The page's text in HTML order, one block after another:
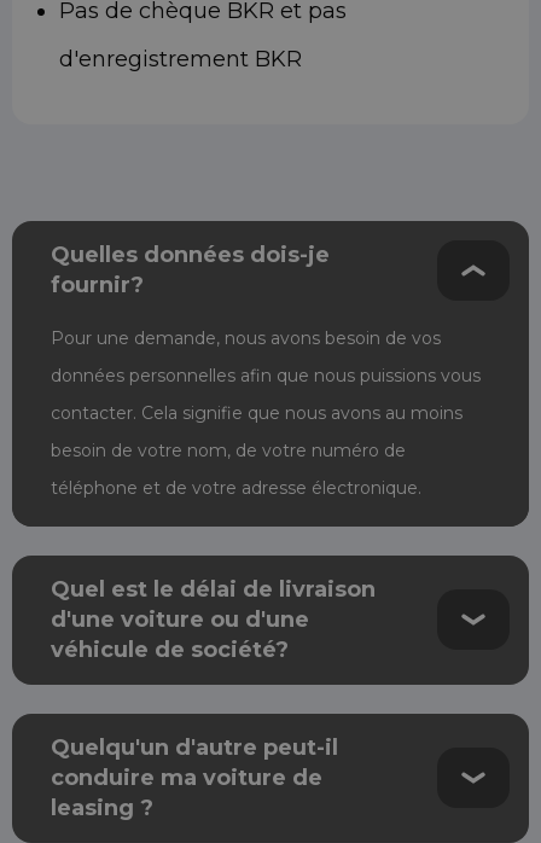
Pas de chèque BKR et pas
d'enregistrement BKR
Quelles données dois-je
fournir?
Pour une demande, nous avons besoin de vos
données personnelles afin que nous puissions vous
contacter. Cela signifie que nous avons au moins
besoin de votre nom, de votre numéro de
téléphone et de votre adresse électronique.
Quel est le délai de livraison
d'une voiture ou d'une
véhicule de société?
Quelqu'un d'autre peut-il
conduire ma voiture de
leasing ?